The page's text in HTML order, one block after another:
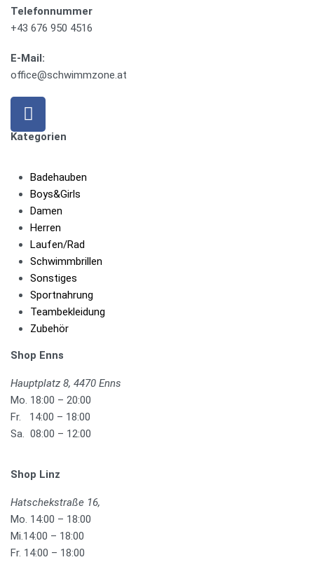
Telefonnummer
+43 676 950 4516
E-Mail:
office@schwimmzone.at
Kategorien
Badehauben
Boys&Girls
Damen
Herren
Laufen/Rad
Schwimmbrillen
Sonstiges
Sportnahrung
Teambekleidung
Zubehör
Shop Enns
Hauptplatz 8, 4470 Enns
Mo. 18:00 – 20:00
Fr. 14:00 – 18:00
Sa. 08:00 – 12:00
Shop Linz
Hatschekstraße 16,
Mo. 14:00 – 18:00
Mi.14:00 – 18:00
Fr. 14:00 – 18:00